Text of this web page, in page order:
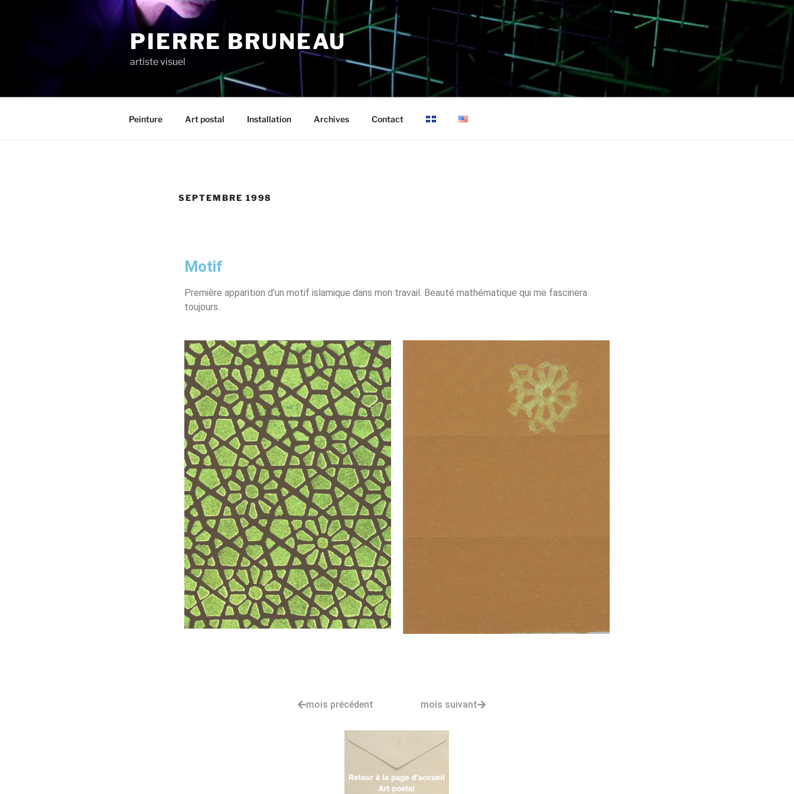
PIERRE BRUNEAU
artiste visuel
Peinture Art postal Installation Archives Contact
SEPTEMBRE 1998
Motif
Première apparition d’un motif islamique dans mon travail. Beauté mathématique qui me fascinera
toujours.
mois précédent mois suivant